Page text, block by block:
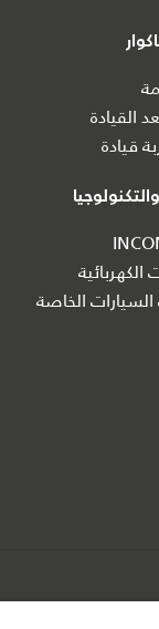
القيادة
قيادة
والتكنولوجيا
الكهربائية
الخاصة